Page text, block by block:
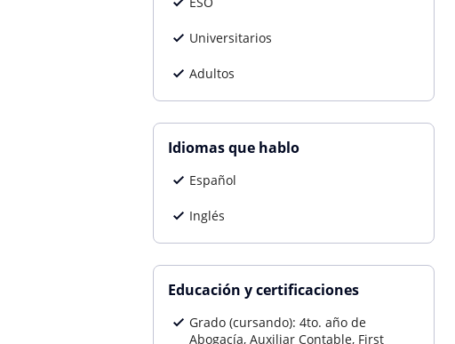
Universitarios
Adultos
Idiomas que hablo
Español
Inglés
Educación y certificaciones
Grado (cursando): 4to. año de
Abogacía, Auxiliar Contable, First